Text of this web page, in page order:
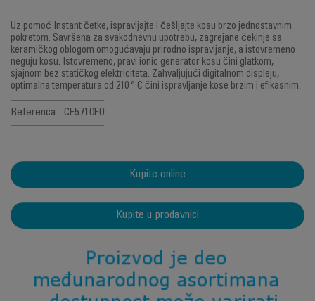
Uz pomoć Instant četke, ispravljajte i češljajte kosu brzo jednostavnim
pokretom. Savršena za svakodnevnu upotrebu, zagrejane čekinje sa
keramičkog oblogom omogućavaju prirodno ispravljanje, a istovremeno
neguju kosu. Istovremeno, pravi ionic generator kosu čini glatkom,
sjajnom bez statičkog elektriciteta. Zahvaljujući digitalnom displeju,
optimalna temperatura od 210 ° C čini ispravljanje kose brzim i efikasnim.
Referenca : CF5710F0
Kupite online
Kupite u prodavnici